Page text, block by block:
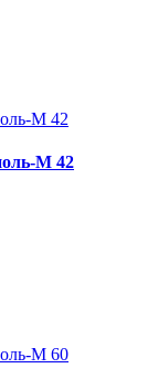
М 42